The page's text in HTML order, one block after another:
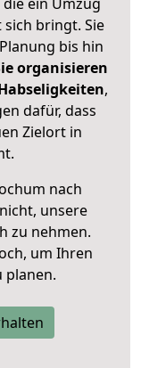
bringt. Sie
bis hin
organisieren
,
dafür, dass
Zielort in
nach
unsere
zu nehmen.
um Ihren
planen.